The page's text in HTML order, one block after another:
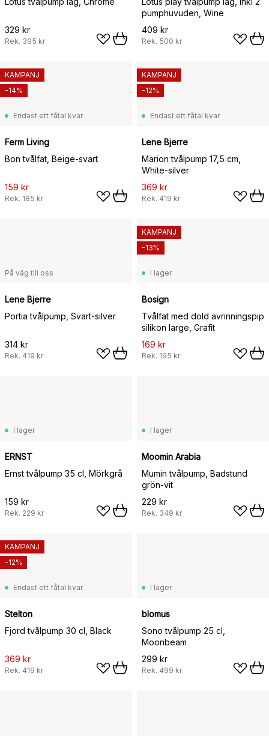
329 kr
Rek. 395 kr
pumphuvuden, Wine
409 kr
Rek. 500 kr
Endast ett fåtal kvar
Ferm Living
Bon tvålfat, Beige-svart
159 kr
Rek. 185 kr
KAMPANJ
-14%
Endast ett fåtal kvar
Lene Bjerre
Marion tvålpump 17,5 cm,
White-silver
369 kr
Rek. 419 kr
KAMPANJ
-12%
På väg till oss
Lene Bjerre
Portia tvålpump, Svart-silver
314 kr
Rek. 419 kr
I lager
Bosign
Tvålfat med dold avrinningspip
silikon large, Grafit
169 kr
Rek. 195 kr
KAMPANJ
-13%
I lager
ERNST
Ernst tvålpump 35 cl, Mörkgrå
159 kr
Rek. 229 kr
I lager
Moomin Arabia
Mumin tvålpump, Badstund
grön-vit
229 kr
Rek. 349 kr
Endast ett fåtal kvar
Stelton
Fjord tvålpump 30 cl, Black
369 kr
Rek. 419 kr
KAMPANJ
-12%
I lager
blomus
Sono tvålpump 25 cl,
Moonbeam
299 kr
Rek. 499 kr